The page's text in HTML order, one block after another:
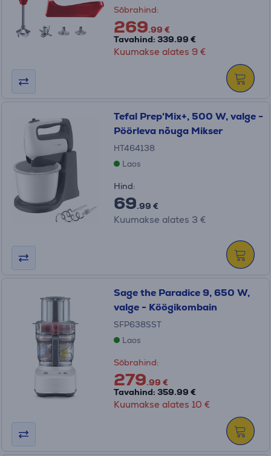
Sõbrahind:
269.99 €
Tavahind: 339.99 €
Kuumakse alates 9 €
Tefal Prep'Mix+, 500 W, valge -
Pöörleva nõuga Mikser
HT464138
Laos
Hind:
69.99 €
Kuumakse alates 3 €
Sage the Paradice 9, 650 W,
valge - Köögikombain
SFP638SST
Laos
Sõbrahind:
279.99 €
Tavahind: 359.99 €
Kuumakse alates 10 €